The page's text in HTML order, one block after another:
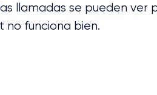
llamadas se pueden ver
no funciona bien.